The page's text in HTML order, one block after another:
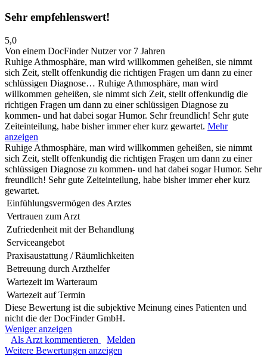
Sehr empfehlenswert!
5,0
Von einem DocFinder Nutzervor 7 Jahren
Ruhige Athmosphäre, man wird willkommen geheißen, sie nimmt
sich Zeit, stellt offenkundig die richtigen Fragen um dann zu einer
schlüssigen Diagnose… Ruhige Athmosphäre, man wird
willkommen geheißen, sie nimmt sich Zeit, stellt offenkundig die
richtigen Fragen um dann zu einer schlüssigen Diagnose zu
kommen- und hat dabei sogar Humor. Sehr freundlich! Sehr gute
Zeiteinteilung, habe bisher immer eher kurz gewartet. Mehr
anzeigen
Ruhige Athmosphäre, man wird willkommen geheißen, sie nimmt
sich Zeit, stellt offenkundig die richtigen Fragen um dann zu einer
schlüssigen Diagnose zu kommen- und hat dabei sogar Humor. Sehr
freundlich! Sehr gute Zeiteinteilung, habe bisher immer eher kurz
gewartet.
Einfühlungsvermögen des Arztes
Vertrauen zum Arzt
Zufriedenheit mit der Behandlung
Serviceangebot
Praxisaustattung / Räumlichkeiten
Betreuung durch Arzthelfer
Wartezeit im Warteraum
Wartezeit auf Termin
Diese Bewertung ist die subjektive Meinung eines Patienten und
nicht die der DocFinder GmbH.
Weniger anzeigen
Als Arzt kommentieren
Melden
Weitere Bewertungen anzeigen